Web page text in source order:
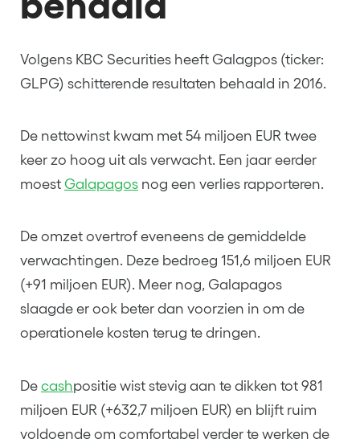
Volgens KBC Securities heeft Galagpos (ticker:
GLPG) schitterende resultaten behaald in 2016.
De nettowinst kwam met 54 miljoen EUR twee
keer zo hoog uit als verwacht. Een jaar eerder
moest Galapagos nog een verlies rapporteren.
De omzet overtrof eveneens de gemiddelde
verwachtingen. Deze bedroeg 151,6 miljoen EUR
(+91 miljoen EUR). Meer nog, Galapagos
slaagde er ook beter dan voorzien in om de
operationele kosten terug te dringen.
De cashpositie wist stevig aan te dikken tot 981
miljoen EUR (+632,7 miljoen EUR) en blijft ruim
voldoende om comfortabel verder te werken de